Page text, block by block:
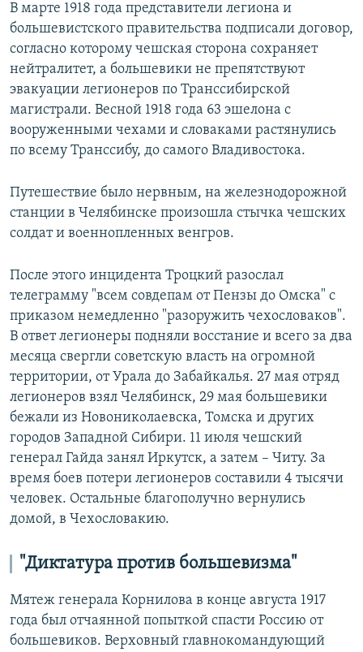
В марте 1918 года представители легиона и
большевистского правительства подписали договор,
согласно которому чешская сторона сохраняет
нейтралитет, а большевики не препятствуют
эвакуации легионеров по Транссибирской
магистрали. Весной 1918 года 63 эшелона с
вооруженными чехами и словаками растянулись
по всему Транссибу, до самого Владивостока.
Путешествие было нервным, на железнодорожной
станции в Челябинске произошла стычка чешских
солдат и военнопленных венгров.
После этого инцидента Троцкий разослал
телеграмму "всем совдепам от Пензы до Омска" с
приказом немедленно "разоружить чехословаков".
В ответ легионеры подняли восстание и всего за два
месяца свергли советскую власть на огромной
территории, от Урала до Забайкалья. 27 мая отряд
легионеров взял Челябинск, 29 мая большевики
бежали из Новониколаевска, Томска и других
городов Западной Сибири. 11 июля чешский
генерал Гайда занял Иркутск, а затем – Читу. За
время боев потери легионеров составили 4 тысячи
человек. Остальные благополучно вернулись
домой, в Чехословакию.
"Диктатура против большевизма"
Мятеж генерала Корнилова в конце августа 1917
года был отчаянной попыткой спасти Россию от
большевиков. Верховный главнокомандующий